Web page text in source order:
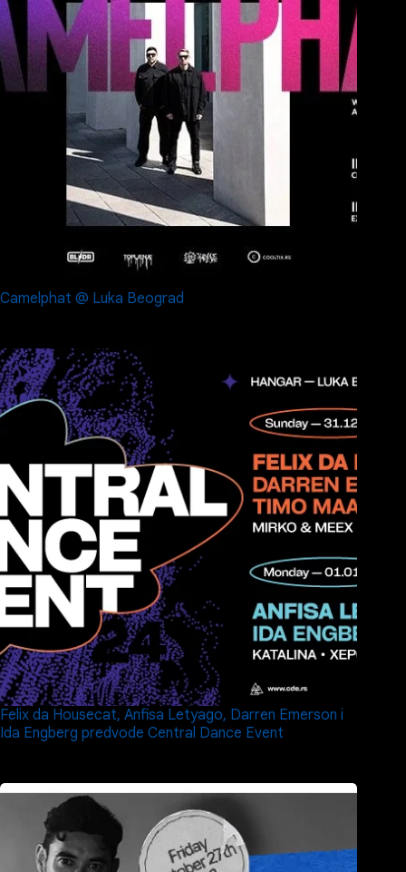
Camelphat @ Luka Beograd
Felix da Housecat, Anfisa Letyago, Darren Emerson i
Ida Engberg predvode Central Dance Event